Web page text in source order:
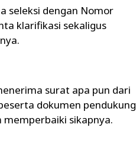
seleksi dengan Nomor
klarifikasi sekaligus
surat apa pun dari
dokumen pendukung
sikapnya.